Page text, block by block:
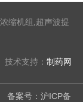
缩机组,超声波提
技术支持：制药网
备案号：沪ICP备